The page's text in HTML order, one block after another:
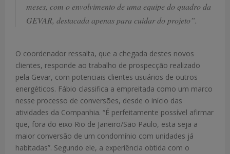
meses, com o envolvimento de uma equipe do quadro da
GEVAR, destacada apenas para cuidar do projeto”.
O coordenador ressalta, que a chegada destes novos
clientes, responde ao trabalho de prospecção realizado
pela Gevar, com potenciais clientes usuários de outros
energéticos. Fábio classifica a empreitada como um marco
nesse processo de conversões, desde o início das
atividades da Companhia. “É perfeitamente possível afirmar
que, fora do eixo Rio de Janeiro/São Paulo, esta seja a
maior conversão de um condomínio com unidades já
habitadas”. Segundo ele, a experiência obtida com o